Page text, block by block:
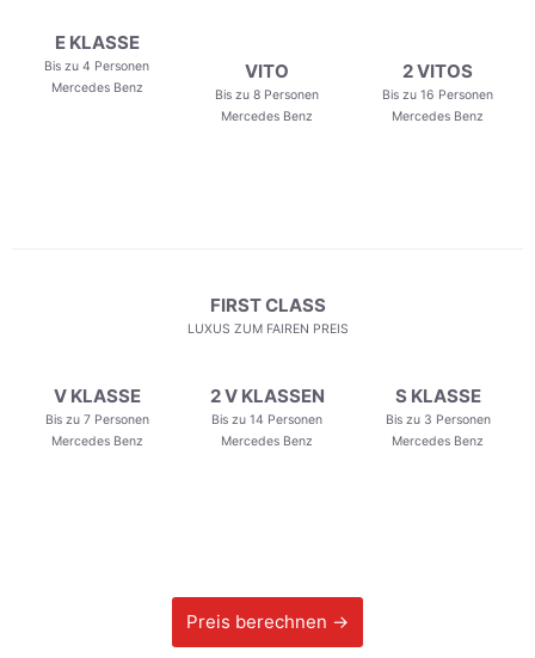
E KLASSE
Bis zu 4 Personen
Mercedes Benz
VITO
Bis zu 8 Personen
Mercedes Benz
2 VITOS
Bis zu 16 Personen
Mercedes Benz
FIRST CLASS
LUXUS ZUM FAIREN PREIS
V KLASSE
Bis zu 7 Personen
Mercedes Benz
2 V KLASSEN
Bis zu 14 Personen
Mercedes Benz
S KLASSE
Bis zu 3 Personen
Mercedes Benz
Preis berechnen →